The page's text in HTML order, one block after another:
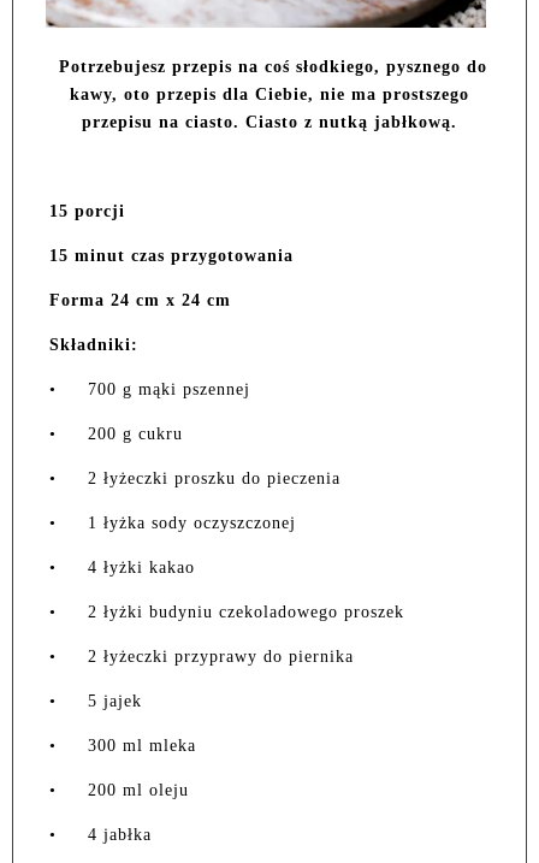
Potrzebujesz przepis na coś słodkiego, pysznego do
kawy, oto przepis dla Ciebie, nie ma prostszego
przepisu na ciasto. Ciasto z nutką jabłkową.
15 porcji
15 minut czas przygotowania
Forma 24 cm x 24 cm
Składniki:
• 700 g mąki pszennej
• 200 g cukru
• 2 łyżeczki proszku do pieczenia
• 1 łyżka sody oczyszczonej
• 4 łyżki kakao
• 2 łyżki budyniu czekoladowego proszek
• 2 łyżeczki przyprawy do piernika
• 5 jajek
• 300 ml mleka
• 200 ml oleju
• 4 jabłka